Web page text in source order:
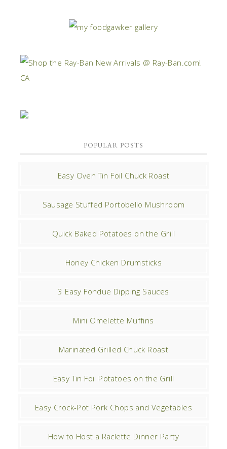
POPULAR POSTS
Easy Oven Tin Foil Chuck Roast
Sausage Stuffed Portobello Mushroom
Quick Baked Potatoes on the Grill
Honey Chicken Drumsticks
3 Easy Fondue Dipping Sauces
Mini Omelette Muffins
Marinated Grilled Chuck Roast
Easy Tin Foil Potatoes on the Grill
Easy Crock-Pot Pork Chops and Vegetables
How to Host a Raclette Dinner Party